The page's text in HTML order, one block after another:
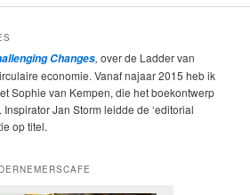
Changes, over de Ladder van
economie. Vanaf najaar 2015 heb ik
Sophie van Kempen, die het boekontwerp
Jan Storm leidde de ‘editorial
op titel.